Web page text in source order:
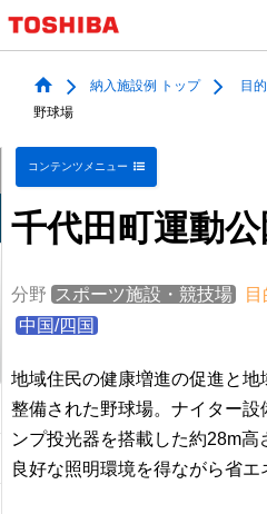
納入施設例 トップ 目
野球場
コンテンツメニュー
千代田町運動
分野 スポーツ施設・競技場
中国/四国
地域住民の健康増進の促進と
整備された野球場。ナイター
ンプ投光器を搭載した約28m高
良好な照明環境を得ながら省